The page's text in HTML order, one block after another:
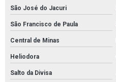
São José do Jacuri
São Francisco de Paula
Central de Minas
Heliodora
Salto da Divisa